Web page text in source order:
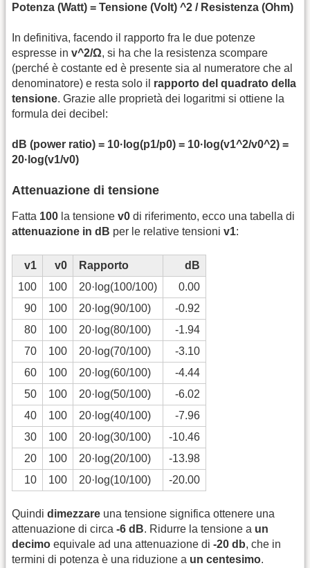
Potenza (Watt) = Tensione (Volt) ^2 / Resistenza (Ohm)
In definitiva, facendo il rapporto fra le due potenze
espresse in v^2/Ω, si ha che la resistenza scompare
(perché è costante ed è presente sia al numeratore che al
denominatore) e resta solo il rapporto del quadrato della
tensione. Grazie alle proprietà dei logaritmi si ottiene la
formula dei decibel:
dB (power ratio) = 10·log(p1/p0) = 10·log(v1^2/v0^2) =
20·log(v1/v0)
Attenuazione di tensione
Fatta 100 la tensione v0 di riferimento, ecco una tabella di
attenuazione in dB per le relative tensioni v1:
v1 v0 Rapporto
dB
100
100 20·log(100/100)
0.00
90
100 20·log(90/100)
-0.92
80
100 20·log(80/100)
-1.94
70
100 20·log(70/100)
-3.10
60
100 20·log(60/100)
-4.44
50
100 20·log(50/100)
-6.02
40
100 20·log(40/100)
-7.96
30
100 20·log(30/100)
-10.46
20
100 20·log(20/100)
-13.98
10
100 20·log(10/100) -20.00
Quindi dimezzare una tensione significa ottenere una
attenuazione di circa -6 dB. Ridurre la tensione a un
decimo equivale ad una attenuazione di -20 db, che in
termini di potenza è una riduzione a un centesimo.